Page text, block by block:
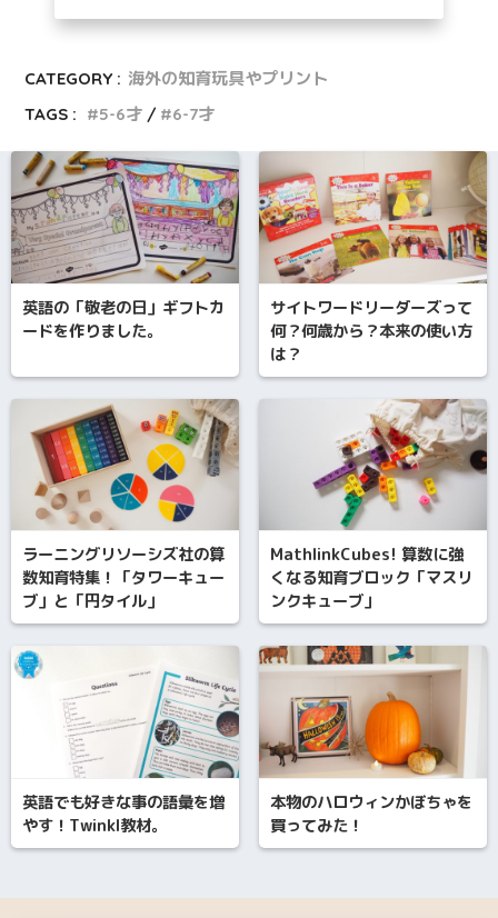
CATEGORY : 海外の知育玩具やプリント
TAGS :
5-6才 6-7才
英語の「敬老の日」ギフトカ
ードを作りました。
サイトワードリーダーズって
何？何歳から？本来の使い方
は？
ラーニングリソーシズ社の算
数知育特集！「タワーキュー
ブ」と「円タイル」
MathlinkCubes! 算数に強
くなる知育ブロック「マスリ
ンクキューブ」
英語でも好きな事の語彙を増
やす！Twinkl教材。
本物のハロウィンかぼちゃを
買ってみた！